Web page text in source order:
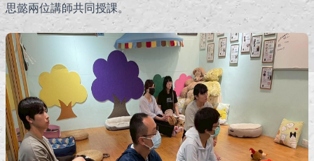
思懿兩位講師共同授課。